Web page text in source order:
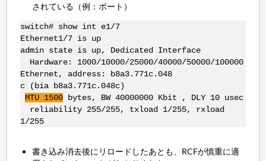
されている（例：ポート）
switch# show int e1/7
Ethernet1/7 is up
admin state is up, Dedicated Interface
Hardware: 1000/10000/25000/40000/50000/100000
Ethernet, address: b8a3.771c.048
c (bia b8a3.771c.048c)
MTU 1500bytes, BW 40000000 Kbit , DLY 10 usec
reliability 255/255, txload 1/255, rxload
1/255
書き込み消去後にリロードしたあとも、RCFが慎重に適